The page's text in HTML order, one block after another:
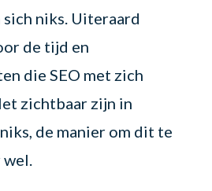
niks. Uiteraard
de tijd en
die SEO met zich
zichtbaar zijn in
de manier om dit te